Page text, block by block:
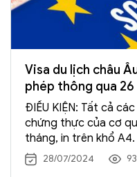
Visa du lịch châu
phép thông qua
ĐIỀU KIỆN: Tất cả
chứng thực của cơ
tháng, in trên khổ
trên 6 tháng sau khi
và ghi rõ họ tên ở
28/07/2024